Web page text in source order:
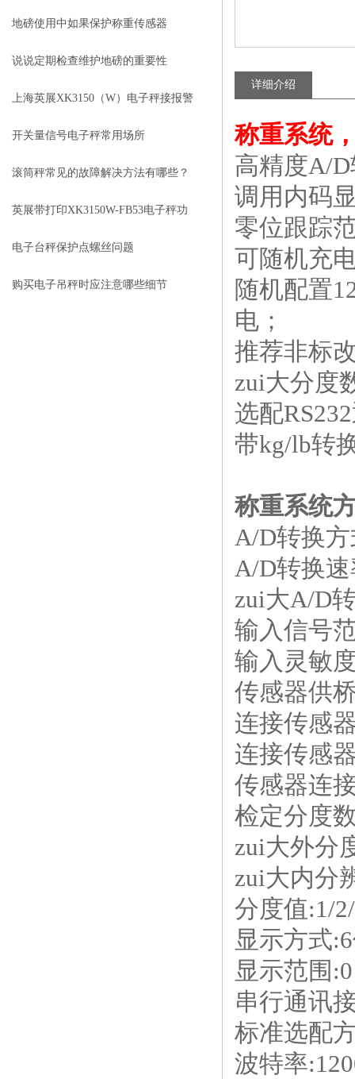
地磅使用中如果保护称重传感器
说说定期检查维护地磅的重要性
上海英展XK3150（W）电子秤接报警
灯资料
开关量信号电子秤常用场所
滚筒秤常见的故障解决方法有哪些？
英展带打印XK3150W-FB53电子秤功
能特点
电子台秤保护点螺丝问题
购买电子吊秤时应注意哪些细节
详细介绍
称重系统
高精度A/D
调用内码
零位跟踪
可随机充
随机配置
电；
推荐非标
zui大分度
选配RS232
带kg/lb转
称重系统
A/D转换
A/D转换
zui大A/D
输入信号
输入灵敏
传感器供
连接传感
连接传感
传感器连
检定分度
zui大外分
zui大内分
分度值:1/
显示方式:6
显示范围 :0
串行通讯
标准选配
波特率